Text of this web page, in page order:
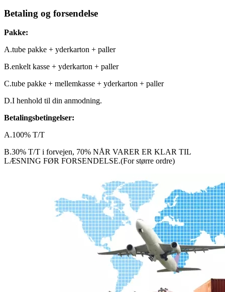
Betaling og forsendelse
Pakke:
A.tube pakke + yderkarton + paller
B.enkelt kasse + yderkarton + paller
C.tube pakke + mellemkasse + yderkarton + paller
D.I henhold til din anmodning.
Betalingsbetingelser:
A.100% T/T
B.30% T/T i forvejen, 70% NÅR VARER ER KLAR TIL
LÆSNING FØR FORSENDELSE.(For større ordre)